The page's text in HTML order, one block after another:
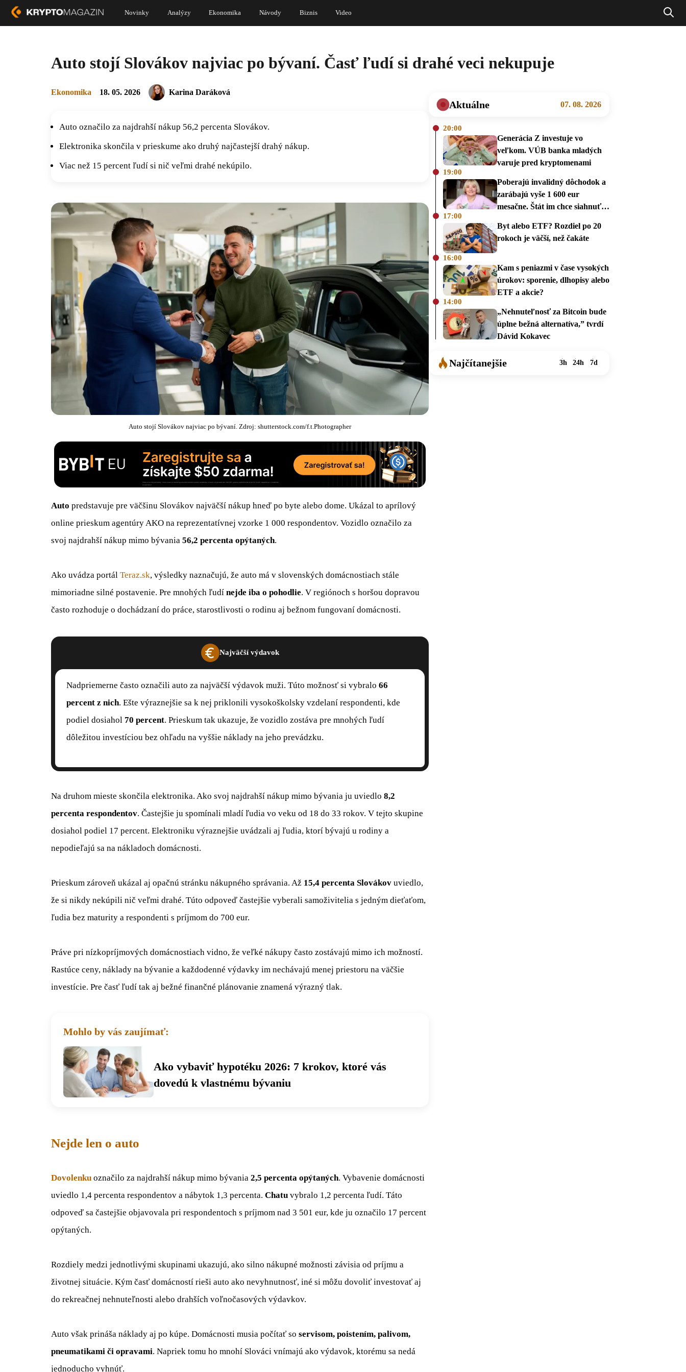
Novinky Analýzy Ekonomika Návody Biznis Video
Auto stojí Slovákov najviac po bývaní. Časť ľudí si drahé veci nekupuje
Ekonomika 18. 05. 2026 Karina Daráková
Auto označilo za najdrahší nákup 56,2 percenta Slovákov.
Elektronika skončila v prieskume ako druhý najčastejší drahý nákup.
Viac než 15 percent ľudí si nič veľmi drahé nekúpilo.
Auto stojí Slovákov najviac po bývaní. Zdroj: shutterstock.com/f.t.Photographer
Auto predstavuje pre väčšinu Slovákov najväčší nákup hneď po byte alebo dome. Ukázal to aprílový
online prieskum agentúry AKO na reprezentatívnej vzorke 1 000 respondentov. Vozidlo označilo za
svoj najdrahší nákup mimo bývania 56,2 percenta opýtaných.
Ako uvádza portál Teraz.sk, výsledky naznačujú, že auto má v slovenských domácnostiach stále
mimoriadne silné postavenie. Pre mnohých ľudí nejde iba o pohodlie. V regiónoch s horšou dopravou
často rozhoduje o dochádzaní do práce, starostlivosti o rodinu aj bežnom fungovaní domácnosti.
Najväčší výdavok
Nadpriemerne často označili auto za najväčší výdavok muži. Túto možnosť si vybralo 66
percent z nich. Ešte výraznejšie sa k nej priklonili vysokoškolsky vzdelaní respondenti, kde
podiel dosiahol 70 percent. Prieskum tak ukazuje, že vozidlo zostáva pre mnohých ľudí
dôležitou investíciou bez ohľadu na vyššie náklady na jeho prevádzku.
Na druhom mieste skončila elektronika. Ako svoj najdrahší nákup mimo bývania ju uviedlo 8,2
percenta respondentov. Častejšie ju spomínali mladí ľudia vo veku od 18 do 33 rokov. V tejto skupine
dosiahol podiel 17 percent. Elektroniku výraznejšie uvádzali aj ľudia, ktorí bývajú u rodiny a
nepodieľajú sa na nákladoch domácnosti.
Prieskum zároveň ukázal aj opačnú stránku nákupného správania. Až 15,4 percenta Slovákov uviedlo,
že si nikdy nekúpili nič veľmi drahé. Túto odpoveď častejšie vyberali samoživitelia s jedným dieťaťom,
ľudia bez maturity a respondenti s príjmom do 700 eur.
Práve pri nízkopríjmových domácnostiach vidno, že veľké nákupy často zostávajú mimo ich možností.
Rastúce ceny, náklady na bývanie a každodenné výdavky im nechávajú menej priestoru na väčšie
investície. Pre časť ľudí tak aj bežné finančné plánovanie znamená výrazný tlak.
Mohlo by vás zaujímať:
Ako vybaviť hypotéku 2026: 7 krokov, ktoré vás
dovedú k vlastnému bývaniu
Nejde len o auto
Dovolenku označilo za najdrahší nákup mimo bývania 2,5 percenta opýtaných. Vybavenie domácnosti
uviedlo 1,4 percenta respondentov a nábytok 1,3 percenta. Chatu vybralo 1,2 percenta ľudí. Táto
odpoveď sa častejšie objavovala pri respondentoch s príjmom nad 3 501 eur, kde ju označilo 17 percent
opýtaných.
Rozdiely medzi jednotlivými skupinami ukazujú, ako silno nákupné možnosti závisia od príjmu a
životnej situácie. Kým časť domácností rieši auto ako nevyhnutnosť, iné si môžu dovoliť investovať aj
do rekreačnej nehnuteľnosti alebo drahších voľnočasových výdavkov.
Auto však prináša náklady aj po kúpe. Domácnosti musia počítať so servisom, poistením, palivom,
pneumatikami či opravami. Napriek tomu ho mnohí Slováci vnímajú ako výdavok, ktorému sa nedá
jednoducho vyhnúť.
Aktuálne 07. 08. 2026
20:00
Generácia Z investuje vo
veľkom. VÚB banka mladých
varuje pred kryptomenami
19:00
Poberajú invalidný dôchodok a
zarábajú vyše 1 600 eur
mesačne. Štát im chce siahnuť
17:00
Byt alebo ETF? Rozdiel po 20
rokoch je väčší, než čakáte
16:00
Kam s peniazmi v čase vysokých
úrokov: sporenie, dlhopisy alebo
ETF a akcie?
14:00
„Nehnuteľnosť za Bitcoin bude
úplne bežná alternatíva,” tvrdí
Dávid Kokavec
Najčítanejšie 3h 24h 7d